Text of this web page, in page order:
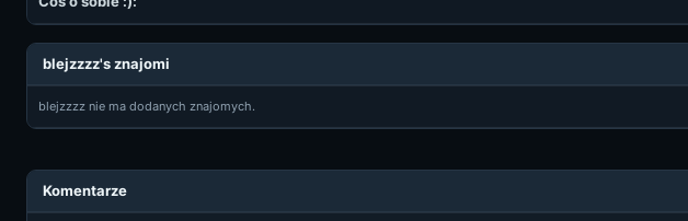
blejzzzz's znajomi
blejzzzz nie ma dodanych znajomych.
Komentarze